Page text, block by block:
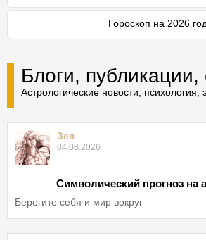
Гороскоп на 2026 год
Блоги, публикации,
Астрологические новости, психология,
Зея
04.08.2026
Символический прогноз на
Берегите себя и мир вокруг